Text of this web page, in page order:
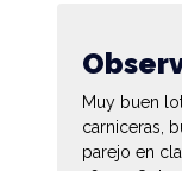
Muy buen
carniceras,
parejo en